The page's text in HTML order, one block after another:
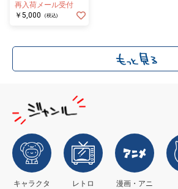
再入荷メール受付
￥5,000
(税込)
キャラクタ
レトロ
漫画・アニ